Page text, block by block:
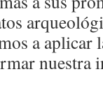
a aplicar
nuestra